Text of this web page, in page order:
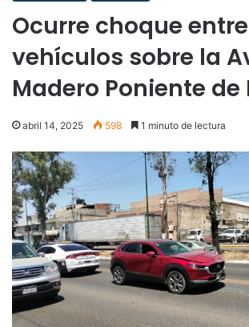
Ocurre choque
vehículos sobre la
Madero Poniente de
abril 14, 2025 598 1 minuto de lectura